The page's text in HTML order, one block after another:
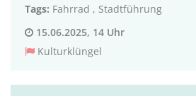
Tags: Fahrrad , Stadtführung
15.06.2025, 14 Uhr
Kulturklüngel